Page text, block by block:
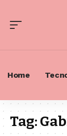
Home
Tag: